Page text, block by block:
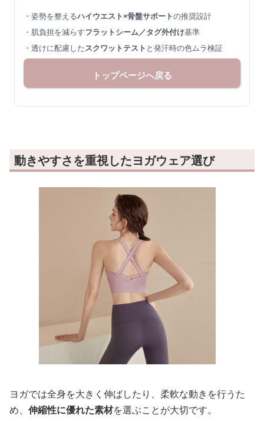
・姿勢を整えるハイウエスト×骨盤サポートの推奨設計
・肌負担を減らすフラットシーム／タグ外付け基準
・透けに配慮したスクワットテスト と発汗時の色ムラ検証
トップページへ戻る
動きやすさを重視したヨガウェア選び
ヨガでは全身を大きく伸ばしたり、柔軟な動きを行うた
め、 伸縮性に優れた素材を選ぶことが大切です。